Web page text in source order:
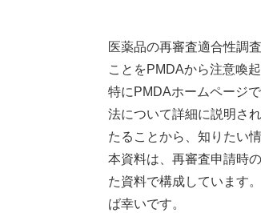
医薬品の再審査適合性調
ことをPMDAから注意喚
特にPMDAホームページ
法について詳細に説明さ
たることから、知りたい
本資料は、再審査申請時
た資料で構成しています
ば幸いです。